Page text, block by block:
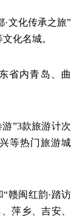
·文化传承之旅”
化名城。
省内青岛、曲
”3款旅游计次
等热门旅游城
赣闽红韵·踏访
萍乡、吉安、